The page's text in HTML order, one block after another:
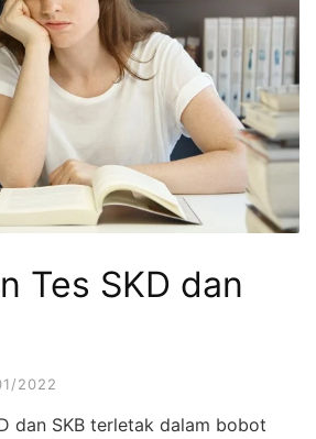
Tes SKD dan
2022
dan SKB terletak dalam bobot